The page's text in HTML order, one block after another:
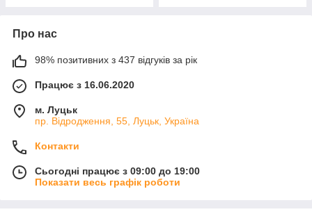
Про нас
98% позитивних з 437 відгуків за рік
Працює з 16.06.2020
м. Луцьк
пр. Відродження, 55, Луцьк, Україна
Контакти
Сьогодні працює з 09:00 до 19:00
Показати весь графік роботи